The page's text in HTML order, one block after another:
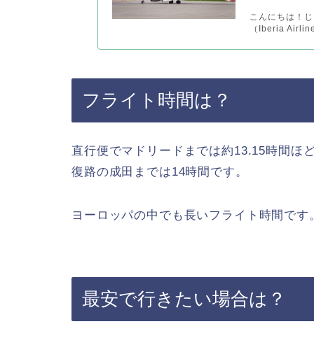
こんにちは！
（Iberia
フライト時間は？
直行便でマドリードまでは約13.15時間ほ
復路の成田までは14時間です。
ヨーロッパの中でも長いフライト時間です
最安で行きたい場合は？